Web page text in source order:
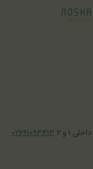
داخلی ۱ و ۲ ۰۲۶۹۱۰۹۳۴۱۳